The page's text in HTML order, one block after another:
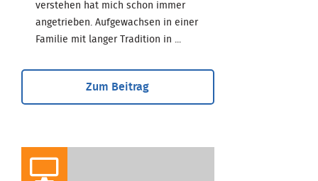
verstehen hat mich schon immer
angetrieben. Aufgewachsen in einer
Familie mit langer Tradition in ...
Zum Beitrag